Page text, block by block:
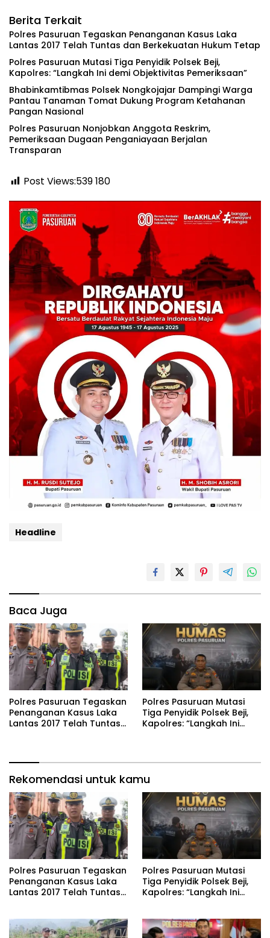
Berita Terkait
Polres Pasuruan Tegaskan Penanganan Kasus Laka
Lantas 2017 Telah Tuntas dan Berkekuatan Hukum Tetap
‎Polres Pasuruan Mutasi Tiga Penyidik Polsek Beji,
Kapolres: “Langkah Ini demi Objektivitas Pemeriksaan”
Bhabinkamtibmas Polsek Nongkojajar Dampingi Warga
Pantau Tanaman Tomat Dukung Program Ketahanan
Pangan Nasional
‎Polres Pasuruan Nonjobkan Anggota Reskrim,
Pemeriksaan Dugaan Penganiayaan Berjalan
Transparan
Post Views:539180
Headline
Baca Juga
Polres Pasuruan Tegaskan
Penanganan Kasus Laka
Lantas 2017 Telah Tuntas
‎Polres Pasuruan Mutasi
Tiga Penyidik Polsek Beji,
Kapolres: “Langkah Ini
Rekomendasi untuk kamu
Polres Pasuruan Tegaskan
Penanganan Kasus Laka
Lantas 2017 Telah Tuntas
‎Polres Pasuruan Mutasi
Tiga Penyidik Polsek Beji,
Kapolres: “Langkah Ini